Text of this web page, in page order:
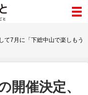
て7月に「下総中山で楽しもう
開催決定、